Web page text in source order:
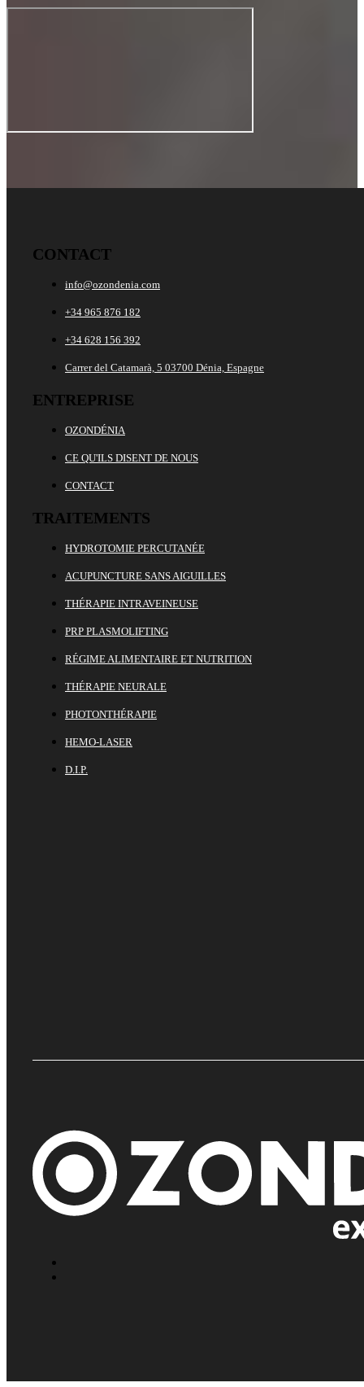
CONTACT
info@ozondenia.com
+34 965 876 182
+34 628 156 392
Carrer del Catamarà, 5 03700 Dénia, Espagne
ENTREPRISE
OZONDÉNIA
CE QU'ILS DISENT DE NOUS
CONTACT
TRAITEMENTS
HYDROTOMIE PERCUTANÉE
ACUPUNCTURE SANS AIGUILLES
THÉRAPIE INTRAVEINEUSE
PRP PLASMOLIFTING
RÉGIME ALIMENTAIRE ET NUTRITION
THÉRAPIE NEURALE
PHOTONTHÉRAPIE
HEMO-LASER
D.I.P.